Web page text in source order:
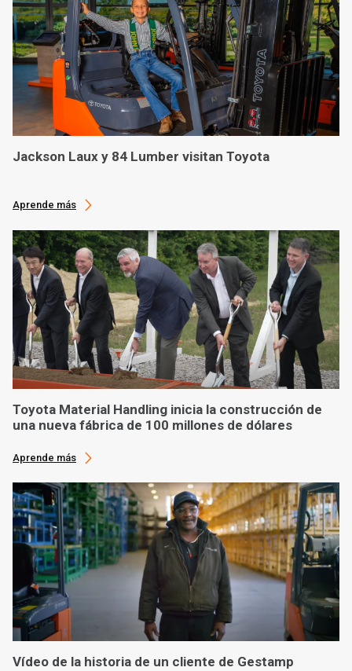
Jackson Laux y 84 Lumber visitan Toyota
Aprende más
Toyota Material Handling inicia la construcción de
una nueva fábrica de 100 millones de dólares
Aprende más
Vídeo de la historia de un cliente de Gestamp